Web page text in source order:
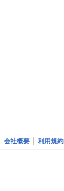
会社概要 利用規約